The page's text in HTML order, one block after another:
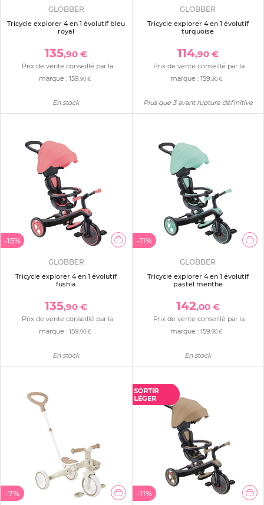
GLOBBER
Tricycle explorer 4 en 1 évolutif bleu
royal
135,90 €
Prix de vente conseillé par la
marque : 159,90 €
En stock
GLOBBER
Tricycle explorer 4 en 1 évolutif
turquoise
114,90 €
Prix de vente conseillé par la
marque :159,90 €
Plus que 3 avant rupture définitive
-15%
GLOBBER
Tricycle explorer 4 en 1 évolutif
fushia
135,90 €
Prix de vente conseillé par la
marque : 159,90 €
En stock
-11%
GLOBBER
Tricycle explorer 4 en 1 évolutif
pastel menthe
142,00 €
Prix de vente conseillé par la
marque :159,90 €
En stock
-7% -11%